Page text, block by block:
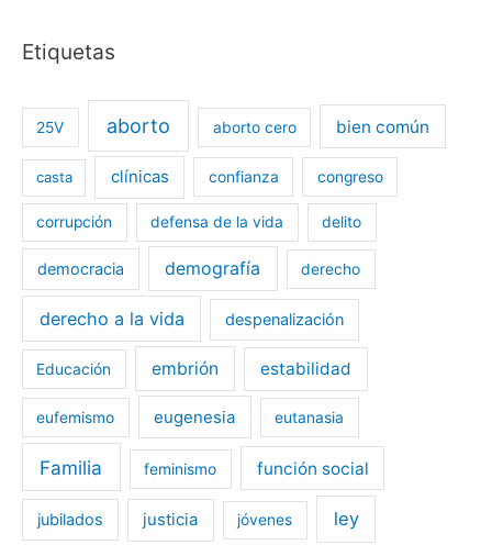
Etiquetas
25V aborto aborto cero bien común
casta clínicas confianza congreso
corrupción defensa de la vida delito
democracia demografía derecho
derecho a la vida despenalización
Educación embrión estabilidad
eufemismo eugenesia eutanasia
Familia feminismo función social
jubilados justicia jóvenes ley